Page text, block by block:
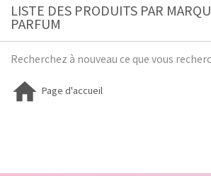
LISTE DES PRODUITS PAR
PARFUM
Recherchez à nouveau ce que vous
 Page d'accueil